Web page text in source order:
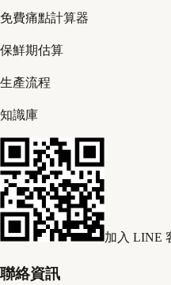
免費痛點計算器
保鮮期估算
生產流程
知識庫
加入 LINE
聯絡資訊